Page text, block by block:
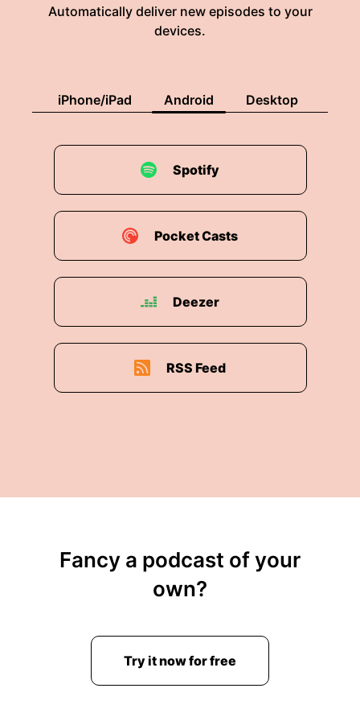
Automatically deliver new episodes to your
devices.
iPhone/iPad Android Desktop
Spotify
Pocket Casts
Deezer
RSS Feed
Fancy a podcast of your
own?
Try it now for free